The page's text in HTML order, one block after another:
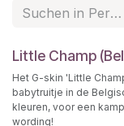
Little Champ
Het G-skin 'Little
babytruitje in de
kleuren, voor een
wording!